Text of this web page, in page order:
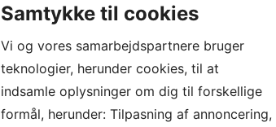
Samtykke til cookies
Vi og vores samarbejdspartnere bruger
teknologier, herunder cookies, til at
indsamle oplysninger om dig til forskellige
formål, herunder: Tilpasning af annoncering,